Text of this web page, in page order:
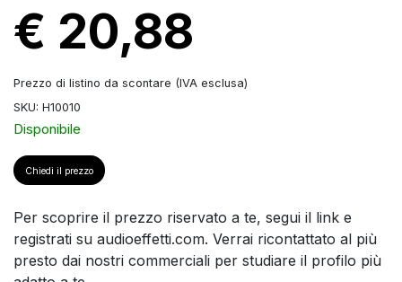
€ 20,88
Prezzo di listino da scontare (IVA esclusa)
SKU: H10010
Disponibile
Chiedi il prezzo
Per scoprire il prezzo riservato a te, segui il link e
registrati su audioeffetti.com. Verrai ricontattato al più
presto dai nostri commerciali per studiare il profilo più